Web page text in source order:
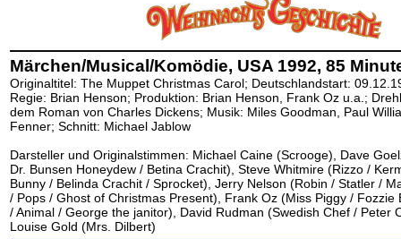
Märchen/Musical/Komödie, USA 1992, 85
Originaltitel: The Muppet Christmas Carol; Deutschlandstart:
Regie: Brian Henson; Produktion: Brian Henson, Frank Oz u.a.;
dem Roman von Charles Dickens; Musik: Miles Goodman, Paul
Fenner; Schnitt: Michael Jablow
Darsteller und Originalstimmen: Michael Caine (Scrooge), Dave
Dr. Bunsen Honeydew / Betina Crachit), Steve Whitmire (Rizzo /
Bunny / Belinda Crachit / Sprocket), Jerry Nelson (Robin / Statler /
/ Pops / Ghost of Christmas Present), Frank Oz (Miss Piggy / Fozzie
/ Animal / George the janitor), David Rudman (Swedish Chef / Peter
Louise Gold (Mrs. Dilbert)